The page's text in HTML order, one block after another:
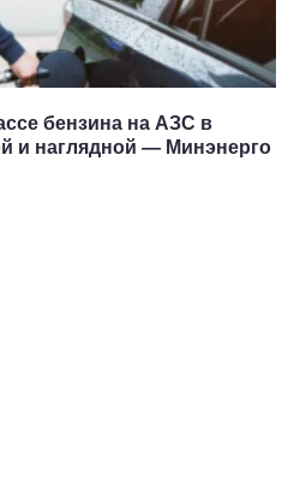
бензина на АЗС в
и наглядной — Минэнерго